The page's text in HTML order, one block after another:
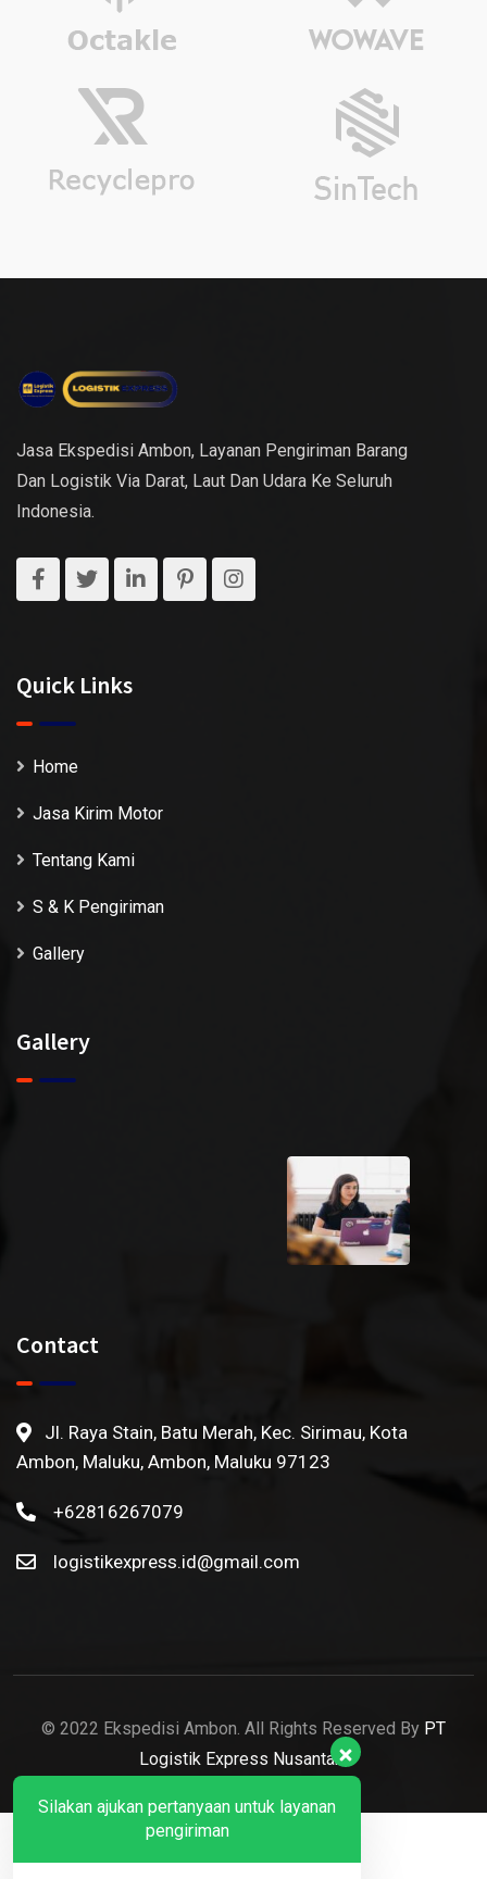
Jasa Ekspedisi Ambon, Layanan Pengiriman Barang
Dan Logistik Via Darat, Laut Dan Udara Ke Seluruh
Indonesia.
Quick Links
Home
Jasa Kirim Motor
Tentang Kami
S & K Pengiriman
Gallery
Gallery
Contact
Jl. Raya Stain, Batu Merah, Kec. Sirimau, Kota
Ambon, Maluku, Ambon, Maluku 97123
+62816267079
logistikexpress.id@gmail.com
© 2022 Ekspedisi Ambon. All Rights Reserved By PT
Logistik Express Nusantara
Silakan ajukan pertanyaan untuk layanan
pengiriman